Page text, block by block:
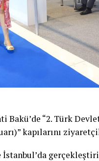
Bakü’de “2. Türk
kapılarını
İstanbul’da